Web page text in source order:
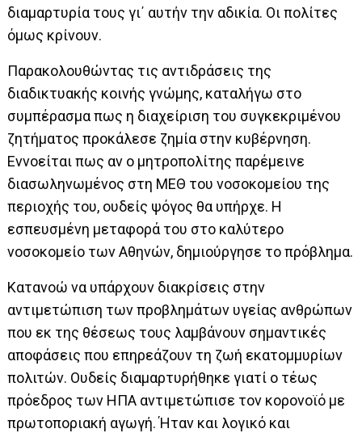
διαμαρτυρία τους γι΄ αυτήν την αδικία. Οι πολίτες
όμως κρίνουν.
Παρακολουθώντας τις αντιδράσεις της
διαδικτυακής κοινής γνώμης, καταλήγω στο
συμπέρασμα πως η διαχείριση του συγκεκριμένου
ζητήματος προκάλεσε ζημία στην κυβέρνηση.
Εννοείται πως αν ο μητροπολίτης παρέμεινε
διασωληνωμένος στη ΜΕΘ του νοσοκομείου της
περιοχής του, ουδείς ψόγος θα υπήρχε. Η
εσπευσμένη μεταφορά του στο καλύτερο
νοσοκομείο των Αθηνών, δημιούργησε το πρόβλημα.
Κατανοώ να υπάρχουν διακρίσεις στην
αντιμετώπιση των προβλημάτων υγείας ανθρώπων
που εκ της θέσεως τους λαμβάνουν σημαντικές
αποφάσεις που επηρεάζουν τη ζωή εκατομμυρίων
πολιτών. Ουδείς διαμαρτυρήθηκε γιατί ο τέως
πρόεδρος των ΗΠΑ αντιμετώπισε τον κορονοϊό με
πρωτοποριακή αγωγή. Ήταν και λογικό και